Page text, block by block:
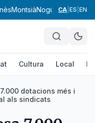
MontsiàNogueraOsona
CA ES EN
Cultura Local
dotacions més i
als sindicats